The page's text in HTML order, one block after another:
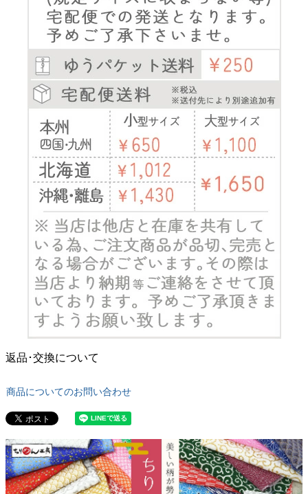
返品･交換について
商品についてのお問い合わせ